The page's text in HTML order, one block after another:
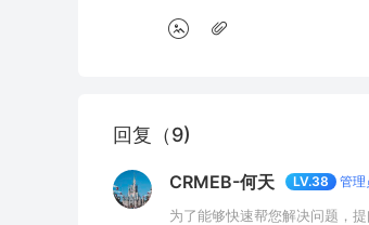
回复（9)
CRMEB-何天 LV.38 管理
为了能够快速帮您解决问题，